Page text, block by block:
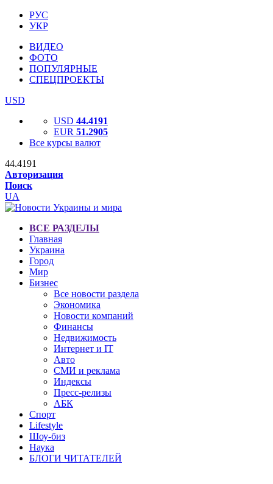
РУС
УКР
ВИДЕО
ФОТО
ПОПУЛЯРНЫЕ
СПЕЦПРОЕКТЫ
USD
USD 44.4191
EUR 51.2905
Все курсы валют
44.4191
Авторизация
Поиск
UA
ВСЕ РАЗДЕЛЫ
Главная
Украина
Город
Мир
Бизнес
Все новости раздела
Экономика
Новости компаний
Финансы
Недвижимость
Интернет и IT
Авто
СМИ и реклама
Индексы
Пресс-релизы
АБК
Спорт
Lifestyle
Шоу-биз
Наука
БЛОГИ ЧИТАТЕЛЕЙ